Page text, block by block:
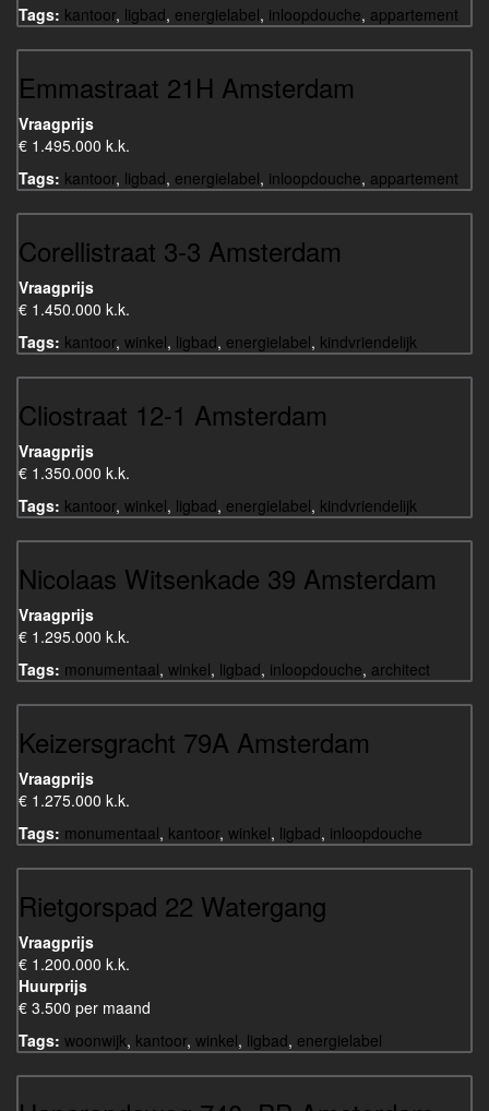
Tags: kantoor, ligbad, energielabel, inloopdouche, appartement
Emmastraat 21H Amsterdam
Vraagprijs
€ 1.495.000 k.k.
Tags: kantoor, ligbad, energielabel, inloopdouche, appartement
Corellistraat 3-3 Amsterdam
Vraagprijs
€ 1.450.000 k.k.
Tags: kantoor, winkel, ligbad, energielabel, kindvriendelijk
Cliostraat 12-1 Amsterdam
Vraagprijs
€ 1.350.000 k.k.
Tags: kantoor, winkel, ligbad, energielabel, kindvriendelijk
Nicolaas Witsenkade 39 Amsterdam
Vraagprijs
€ 1.295.000 k.k.
Tags: monumentaal, winkel, ligbad, inloopdouche, architect
Keizersgracht 79A Amsterdam
Vraagprijs
€ 1.275.000 k.k.
Tags: monumentaal, kantoor, winkel, ligbad, inloopdouche
Rietgorspad 22 Watergang
Vraagprijs
€ 1.200.000 k.k.
Huurprijs
€ 3.500 per maand
Tags: woonwijk, kantoor, winkel, ligbad, energielabel